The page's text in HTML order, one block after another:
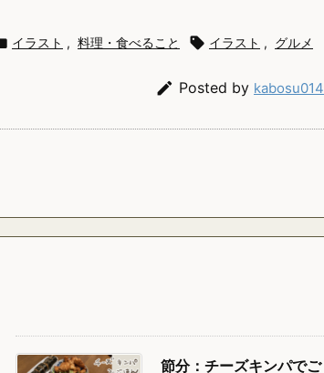
イラスト , 料理・食べること  イラスト , グルメ
 Posted by kabosu014
節分：チーズキンパでご